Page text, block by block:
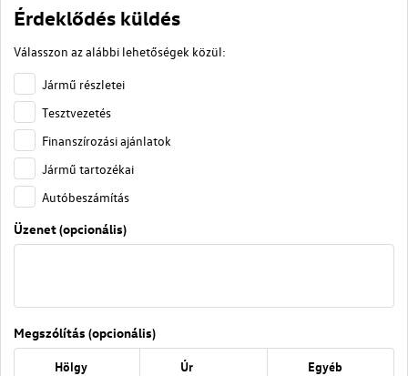
Érdeklődés küldés
Válasszon az alábbi lehetőségek közül:
Jármű részletei
Tesztvezetés
Finanszírozási ajánlatok
Jármű tartozékai
Autóbeszámítás
Üzenet (opcionális)
Megszólítás (opcionális)
Hölgy Úr Egyéb